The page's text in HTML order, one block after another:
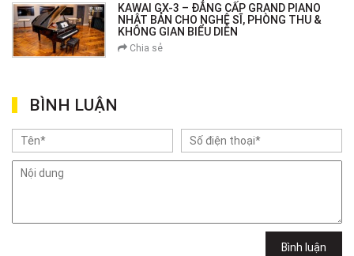
KAWAI GX-3 – ĐẲNG CẤP GRAND PIANO
NHẬT BẢN CHO NGHỆ SĨ, PHÒNG THU &
KHÔNG GIAN BIỂU DIỄN
Chia sẻ
BÌNH LUẬN
Bình luận